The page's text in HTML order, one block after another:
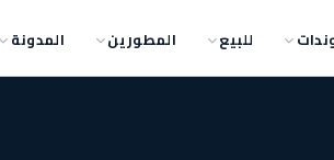
للبيع المطورين المدونة